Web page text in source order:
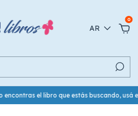
AR
0
que estás buscando, usá el botón de